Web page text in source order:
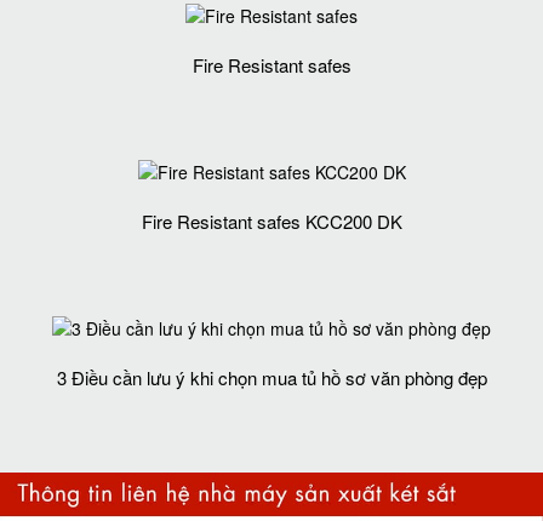
Fire Resistant safes
Fire Resistant safes KCC200 DK
3 Điều cần lưu ý khi chọn mua tủ hồ sơ văn phòng đẹp